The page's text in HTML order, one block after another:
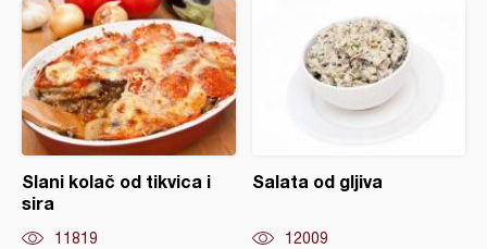
Slani kolač od tikvica i
sira
11819
Salata od gljiva
12009